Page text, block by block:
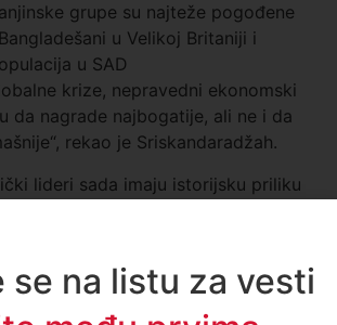
grupe su najteže pogođene
u Velikoj Britaniji i
u SAD
krize, nepravedni ekonomski
da nagrade najbogatije, ali ne i da
rekao je Sriskandaradžah.
lideri sada imaju istorijsku priliku
se na listu za vesti